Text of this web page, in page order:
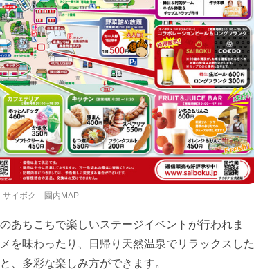
サイボク 園内MAP
あちこちで楽しいステージイベントが行われま
を味わったり、日帰り天然温泉でリラックスした
、多彩な楽しみ方ができます。